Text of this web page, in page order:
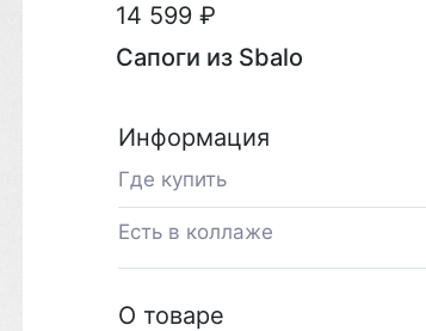
14 599 ₽
Сапоги из Sbalo
Информация
Где купить
Есть в коллаже
О товаре